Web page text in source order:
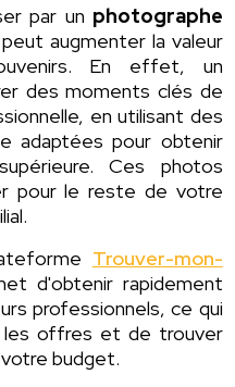
par un photographe
augmenter la valeur
En effet, un
des moments clés de
en utilisant des
adaptées pour obtenir
Ces photos
pour le reste de votre
Trouver-mon-
d'obtenir rapidement
professionnels, ce qui
les offres et de trouver
budget.